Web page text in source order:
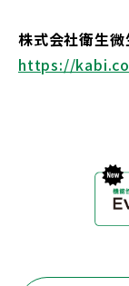
株式会社衛生
https://